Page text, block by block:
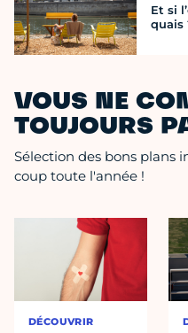
Et si
quais
VOUS NE
TOUJOURS
Sélection des bons plans
coup toute l'année !
DÉCOUVRIR